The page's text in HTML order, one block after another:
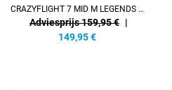
CRAZYFLIGHT 7 MID M LEGENDS PACK
Adviesprijs 159,95 € |
149,95 €